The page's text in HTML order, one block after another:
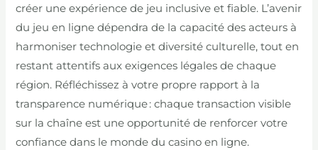
créer une expérience de jeu inclusive et fiable. L’avenir
du jeu en ligne dépendra de la capacité des acteurs à
harmoniser technologie et diversité culturelle, tout en
restant attentifs aux exigences légales de chaque
région. Réfléchissez à votre propre rapport à la
transparence numérique : chaque transaction visible
sur la chaîne est une opportunité de renforcer votre
confiance dans le monde du casino en ligne.